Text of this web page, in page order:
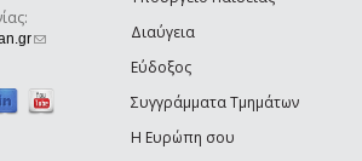
(link sends e-mail)Διαύγεια
Εύδοξος
Συγγράμματα Τμημάτων
Η Ευρώπη σου